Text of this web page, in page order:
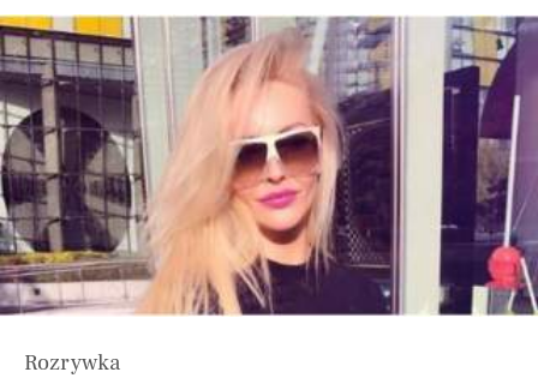
Rozrywka